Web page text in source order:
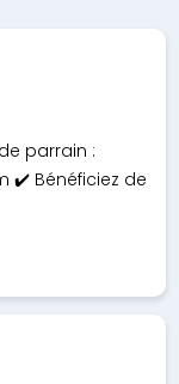
parrain :
✔️ Bénéficiez de